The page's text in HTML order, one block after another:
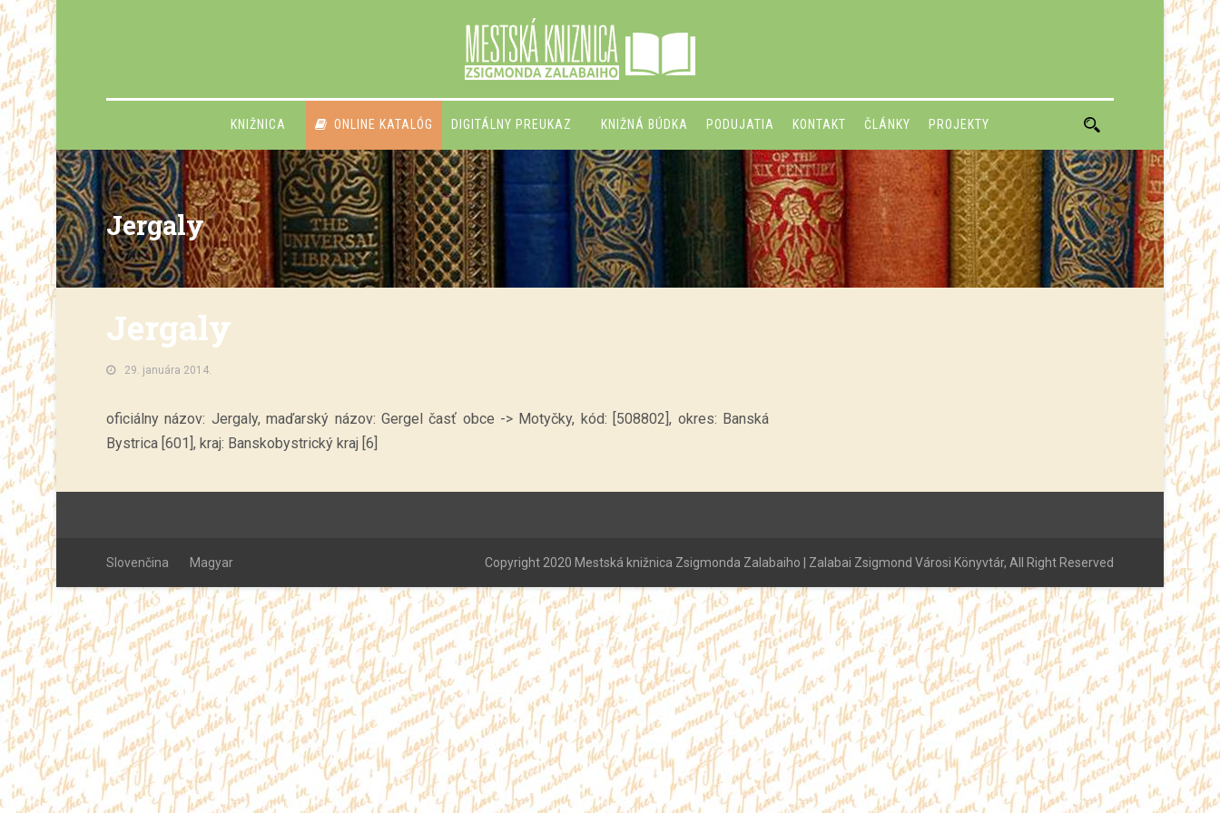
KNIŽNICA ONLINE KATALÓG DIGITÁLNY PREUKAZ KNIŽNÁ BÚDKA PODUJATIA KONTAKT ČLÁNKY PROJEKTY
Jergaly
Jergaly
29. januára 2014.
oficiálny názov: Jergaly, maďarský názov: Gergel časť obce -> Motyčky, kód: [508802], okres: Banská
Bystrica [601], kraj: Banskobystrický kraj [6]
Slovenčina Magyar Copyright 2020 Mestská knižnica Zsigmonda Zalabaiho | Zalabai Zsigmond Városi Könyvtár, All Right Reserved